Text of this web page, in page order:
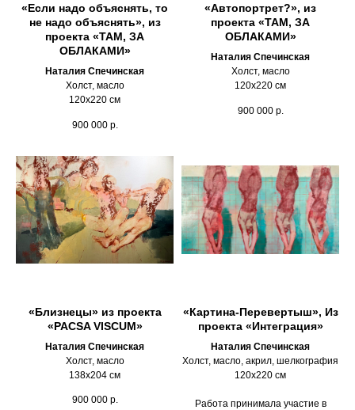
«Если надо объяснять, то
не надо объяснять», из
проекта «ТАМ, ЗА
ОБЛАКАМИ»
Наталия Спечинская
Холст, масло
120х220 см
900 000 р.
«Автопортрет?», из
проекта «ТАМ, ЗА
ОБЛАКАМИ»
Наталия Спечинская
Холст, масло
120х220 см
900 000 р.
«Близнецы» из проекта
«PACSA VISCUM»
Наталия Спечинская
Холст, масло
138х204 см
900 000 р.
«Картина-Перевертыш», Из
проекта «Интеграция»
Наталия Спечинская
Холст, масло, акрил, шелкография
120х220 см
Работа принимала участие в